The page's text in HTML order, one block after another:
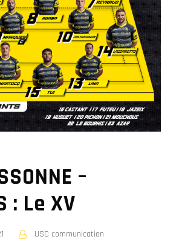
–
: Le XV
USC communication